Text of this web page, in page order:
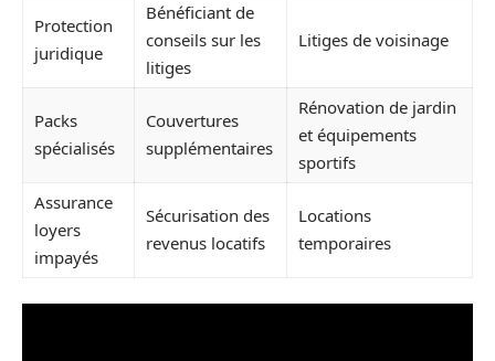
Protection
juridique
Bénéficiant de
conseils sur les
litiges
Litiges de voisinage
Packs
spécialisés
Couvertures
supplémentaires
Rénovation de jardin
et équipements
sportifs
Assurance
loyers
impayés
Sécurisation des
revenus locatifs
Locations
temporaires